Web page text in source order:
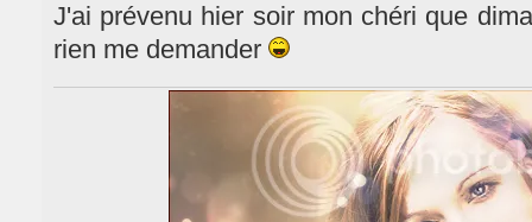
J'ai prévenu hier soir mon chéri que
rien me demander